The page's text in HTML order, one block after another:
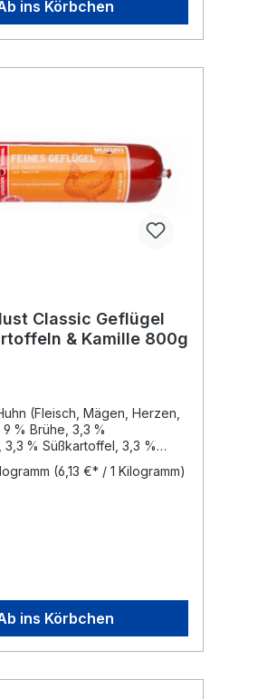
und als Snack gedacht,
leicht in kleinere Stücke
des Apfels.
98% Entenfleisch, 1,5%
0,5% Meersalz, allergenfrei
Rohprotein:
5,4% Rohfaser: 4,4%
ins Körbchen
Classic Geflügel
& Kamille 800g
(Fleisch, Mägen, Herzen,
% Brühe, 3,3 %
% Süßkartoffel, 3,3 %
Kartoffelstärke,
Bierhefe, 0,2 % Rapsöl, 0,1
(6,13 €* / 1 Kilogramm)
ins Körbchen